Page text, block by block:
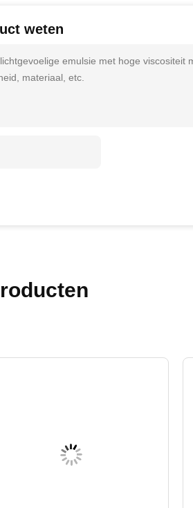
weten
emulsie met hoge viscositeit
materiaal, etc.